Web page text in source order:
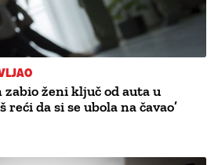
ženi ključ od auta u
reći da si se ubola na čavao’